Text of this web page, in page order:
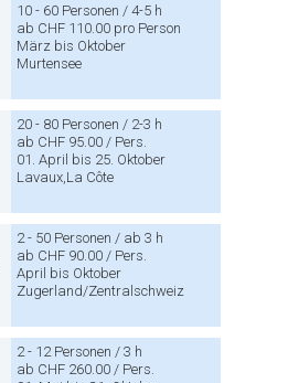
10 - 60 Personen / 4-5 h
ab CHF 110.00 pro Person
März bis Oktober
Murtensee
20 - 80 Personen / 2-3 h
ab CHF 95.00 / Pers.
01. April bis 25. Oktober
Lavaux,La Côte
2 - 50 Personen / ab 3 h
ab CHF 90.00 / Pers.
April bis Oktober
Zugerland/Zentralschweiz
2 - 12 Personen / 3 h
ab CHF 260.00 / Pers.